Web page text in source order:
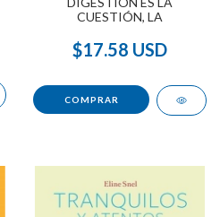
CUESTIÓN, LA
$17.58 USD